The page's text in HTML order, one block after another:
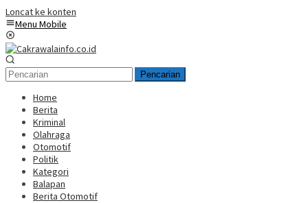
Loncat ke konten
Menu Mobile
Pencarian
Home
Berita
Kriminal
Olahraga
Otomotif
Politik
Kategori
Balapan
Berita Otomotif